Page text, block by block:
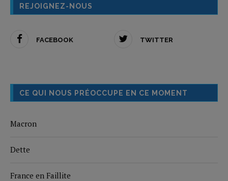
REJOIGNEZ-NOUS
FACEBOOK TWITTER
CE QUI NOUS PRÉOCCUPE EN CE MOMENT
Macron
Dette
France en Faillite